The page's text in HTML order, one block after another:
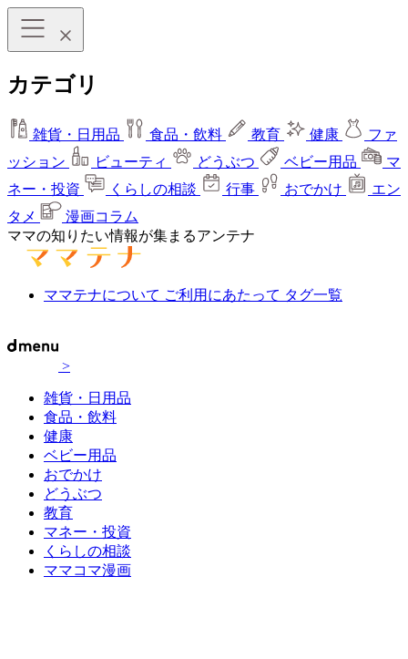
カテゴリ
雑貨・日用品 食品・飲料 教育 健康
ファ
ッション
ビューティ どうぶつ ベビー用品
マ
ネー・投資
くらしの相談 行事 おでかけ
エン
タメ
漫画コラム
ママの知りたい情報が集まるアンテナ
ママテナについて ご利用にあたって タグ一覧
>
雑貨・日用品
食品・飲料
健康
ベビー用品
おでかけ
どうぶつ
教育
マネー・投資
くらしの相談
ママコマ漫画